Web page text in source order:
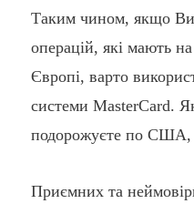
Таким чином, якщо Ви
операцій, які мають
Європі, варто
системи MasterCard.
подорожуєте по США,
Приємних та